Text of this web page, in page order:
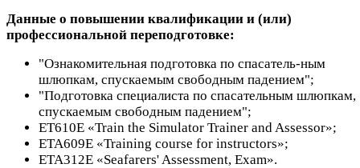
Данные о повышении квалификации и (или)
профессиональной переподготовке:
"Ознакомительная подготовка по спасатель-ным
шлюпкам, спускаемым свободным падением";
"Подготовка специалиста по спасательным шлюпкам,
спускаемым свободным падением";
ET610E «Train the Simulator Trainer and Assessor»;
ETA609E «Training course for instructors»;
ETA312E «Seafarers' Assessment, Exam».